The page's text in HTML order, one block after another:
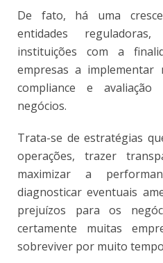
De fato, há uma
entidades
instituições com a
empresas a implementar
compliance e
negócios.
Trata-se de estratégias
operações, trazer
maximizar a
diagnosticar eventuais
prejuízos para os
certamente muitas
sobreviver por muito